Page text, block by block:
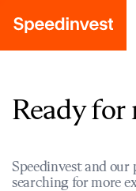
Ready for
Speedinvest and
searching for more